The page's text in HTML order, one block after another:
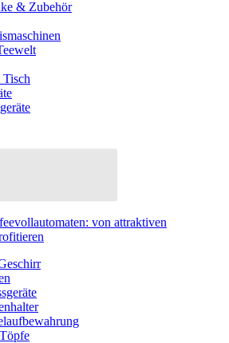
& Zubehör
von attraktiven